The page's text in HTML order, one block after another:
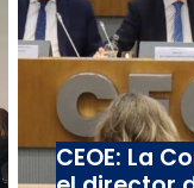
CEOE: La